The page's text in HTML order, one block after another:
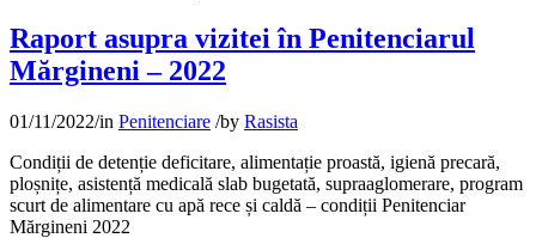
Raport asupra vizitei în Penitenciarul
Mărgineni – 2022
01/11/2022/in Penitenciare /by Rasista
Condiții de detenție deficitare, alimentație proastă, igienă precară,
ploșnițe, asistență medicală slab bugetată, supraaglomerare, program
scurt de alimentare cu apă rece și caldă – condiții Penitenciar
Mărgineni 2022